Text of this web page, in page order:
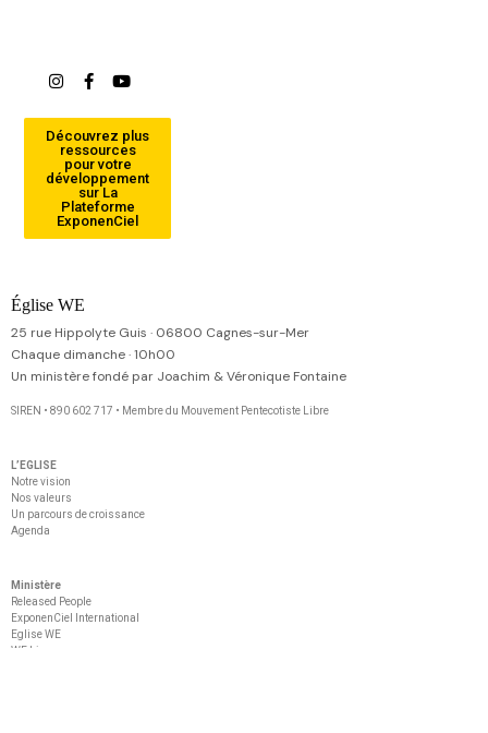
Découvrez plus
ressources
pour votre
développement
sur La
Plateforme
ExponenCiel
Église WE
25 rue Hippolyte Guis · 06800 Cagnes-sur-Mer
Chaque dimanche · 10h00
Un ministère fondé par Joachim & Véronique Fontaine
SIREN • 890 602 717 • Membre du Mouvement Pentecotiste Libre
L’EGLISE
Notre vision
Nos valeurs
Un parcours de croissance
Agenda
Ministère
Released People
ExponenCiel International
Eglise WE
WE Live